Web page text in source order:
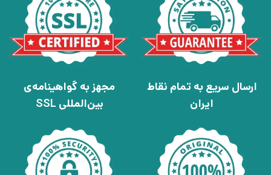
ارسال سریع به تمام نقاط
ایران
مجهز به گواهینامه‌ی
بین‌المللی SSL